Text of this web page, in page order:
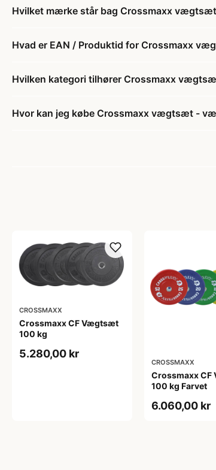
Hvilket mærke står bag Crossmaxx
Hvad er EAN / Produktid for Crossmaxx
Hvilken kategori tilhører Crossmaxx
Hvor kan jeg købe Crossmaxx vægtsæt -
CROSSMAXX
Crossmaxx CF Vægtsæt
100 kg
5.280,00 kr
CROSSMAXX
Crossmaxx
100 kg Farvet
6.060,00 kr